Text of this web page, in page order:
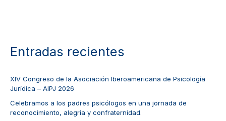
Entradas recientes
XIV Congreso de la Asociación Iberoamericana de Psicología
Jurídica – AIPJ 2026
Celebramos a los padres psicólogos en una jornada de
reconocimiento, alegría y confraternidad.